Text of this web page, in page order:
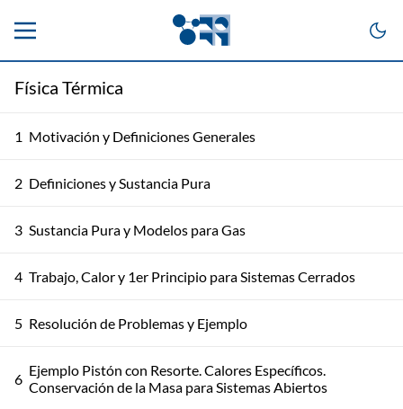
Física Térmica
1 Motivación y Definiciones Generales
2 Definiciones y Sustancia Pura
3 Sustancia Pura y Modelos para Gas
4 Trabajo, Calor y 1er Principio para Sistemas Cerrados
5 Resolución de Problemas y Ejemplo
6 Ejemplo Pistón con Resorte. Calores Específicos.
Conservación de la Masa para Sistemas Abiertos